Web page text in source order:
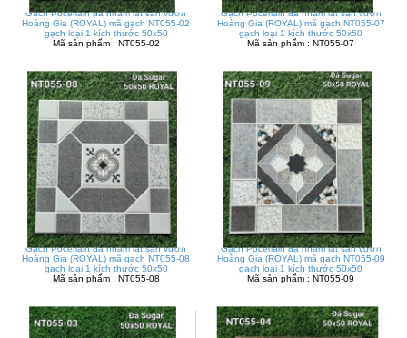
Gạch Pocerlain đá nhám lát sân vườn
Hoàng Gia (ROYAL) mã gạch NT055-02
gạch loại 1 kích thước 50x50
Mã sản phẩm : NT055-02
Gạch Pocerlain đá nhám lát sân vườn
Hoàng Gia (ROYAL) mã gạch NT055-07
gạch loại 1 kích thước 50x50
Mã sản phẩm : NT055-07
Gạch Pocerlain đá nhám lát sân vườn
Hoàng Gia (ROYAL) mã gạch NT055-08
gạch loại 1 kích thước 50x50
Mã sản phẩm : NT055-08
Gạch Pocerlain đá nhám lát sân vườn
Hoàng Gia (ROYAL) mã gạch NT055-09
gạch loại 1 kích thước 50x50
Mã sản phẩm : NT055-09